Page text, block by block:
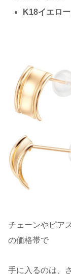
K18イエロ
チェーンやピア
の価格帯で
手に入るのは、